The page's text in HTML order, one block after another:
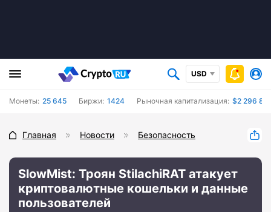
USD
Монеты: 25 645 Биржи: 1424 Рыночная капитализация: $2 296
Главная Новости Безопасность
SlowMist: Троян StilachiRAT атакует
криптовалютные кошельки и данные
пользователей